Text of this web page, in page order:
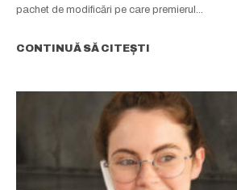
pachet de modificări pe care premierul...
CONTINUĂ SĂ CITEȘTI